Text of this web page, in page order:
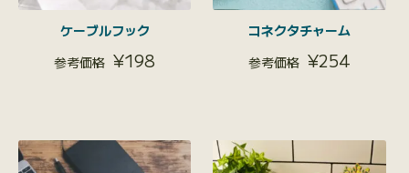
ケーブルフック
¥198
コネクタチャーム
¥254